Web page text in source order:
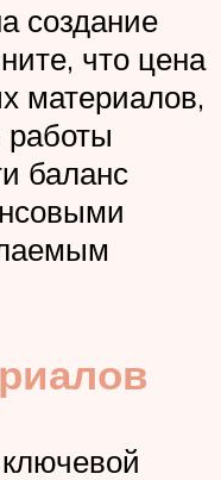
создание
что цена
материалов,
работы
баланс